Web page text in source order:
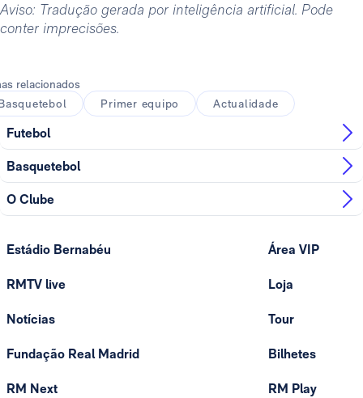
Aviso: Tradução gerada por inteligência artificial. Pode
conter imprecisões.
relacionados
Primer equipo Actualidade
Futebol
Basquetebol
O Clube
Estádio Bernabéu
RMTV live
Notícias
Fundação Real Madrid
RM Next
Área VIP
Loja
Tour
Bilhetes
RM Play